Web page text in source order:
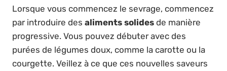
Lorsque vous commencez le sevrage, commencez
par introduire des aliments solides de manière
progressive. Vous pouvez débuter avec des
purées de légumes doux, comme la carotte ou la
courgette. Veillez à ce que ces nouvelles saveurs